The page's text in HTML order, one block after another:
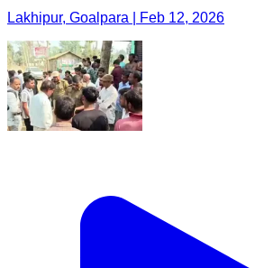
Lakhipur, Goalpara | Feb 12, 2026